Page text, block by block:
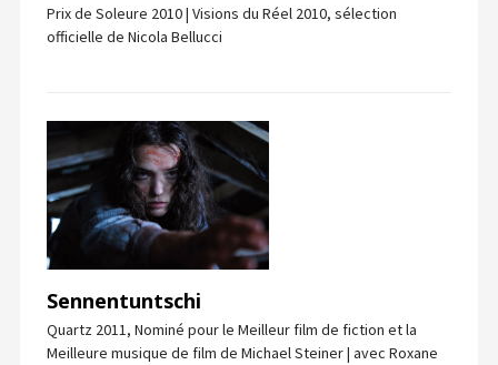
Prix de Soleure 2010 | Visions du Réel 2010, sélection
officielle de Nicola Bellucci
Sennentuntschi
Quartz 2011, Nominé pour le Meilleur film de fiction et la
Meilleure musique de film de Michael Steiner | avec Roxane